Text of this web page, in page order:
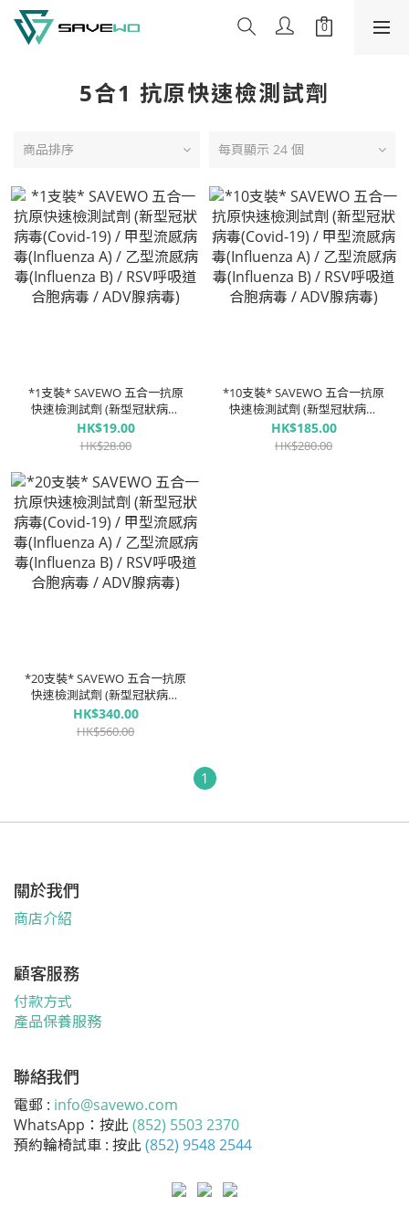
5合1 抗原快速檢測試劑
商品排序 每頁顯示 24 個
*1支裝* SAVEWO 五合一抗原
快速檢測試劑 (新型冠狀病毒
(Covid-19) / 甲型流感病毒
(Influenza A) / 乙型流感病毒
病毒 / ADV腺病毒)
HK$19.00
HK$28.00
*10支裝* SAVEWO 五合一抗原
快速檢測試劑 (新型冠狀病毒
(Covid-19) / 甲型流感病毒
(Influenza A) / 乙型流感病毒
HK$185.00
HK$280.00
*20支裝* SAVEWO 五合一抗原
快速檢測試劑 (新型冠狀病毒
(Covid-19) / 甲型流感病毒
(Influenza A) / 乙型流感病毒
HK$340.00
HK$560.00
1
關於我們
商店介紹
顧客服務
付款方式
產品保養服務
聯絡我們
電郵 : info@savewo.com
WhatsApp：按此 (852) 5503 2370
預約輪椅試車 : 按此 (852) 9548 2544